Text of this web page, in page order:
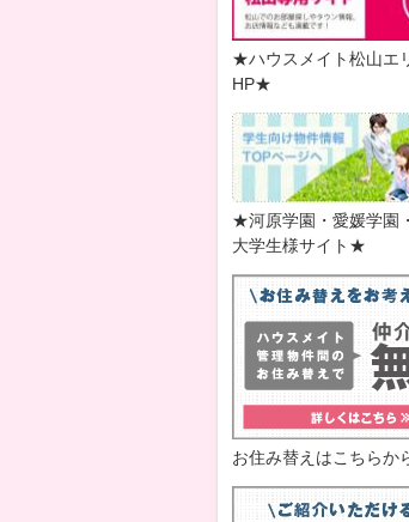
★ハウスメイト松山エ
HP★
★河原学園・愛媛学園
大学生様サイト★
お住み替えはこちらか